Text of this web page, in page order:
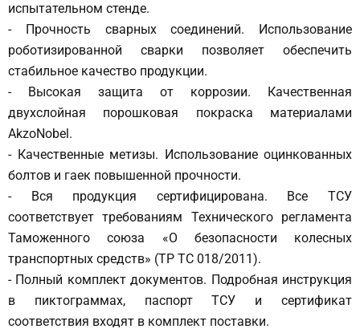
испытательном стенде.
- Прочность сварных соединений. Использование
роботизированной сварки позволяет обеспечить
стабильное качество продукции.
- Высокая защита от коррозии. Качественная
двухслойная порошковая покраска материалами
AkzoNobel.
- Качественные метизы. Использование оцинкованных
болтов и гаек повышенной прочности.
- Вся продукция сертифицирована. Все ТСУ
соответствует требованиям Технического регламента
Таможенного союза «О безопасности колесных
транспортных средств» (ТР ТС 018/2011).
- Полный комплект документов. Подробная инструкция
в пиктограммах, паспорт ТСУ и сертификат
соответствия входят в комплект поставки.